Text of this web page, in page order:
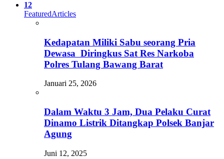
12
FeaturedArticles
Kedapatan Miliki Sabu seorang Pria
Dewasa Diringkus Sat Res Narkoba
Polres Tulang Bawang Barat
Januari 25, 2026
Dalam Waktu 3 Jam, Dua Pelaku Curat
Dinamo Listrik Ditangkap Polsek Banjar
Agung
Juni 12, 2025